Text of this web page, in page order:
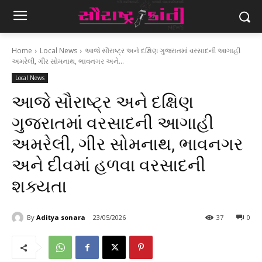
Home Local News
આજે સૌરાષ્ટ્ર અને દક્ષિણ ગુજરાતમાં વરસાદની આગાહી
અમરેલી, ગીર સોમનાથ, ભાવનગર અને...
Local News
આજે સૌરાષ્ટ્ર અને દક્ષિણ
ગુજરાતમાં વરસાદની આગાહી
અમરેલી, ગીર સોમનાથ, ભાવનગર
અને દીવમાં હળવા વરસાદની
શક્યતા
By Aditya sonara 23/05/2026 0
37